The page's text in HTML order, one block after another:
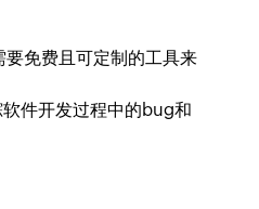
免费且可定制的工具来
软件开发过程中的bug和